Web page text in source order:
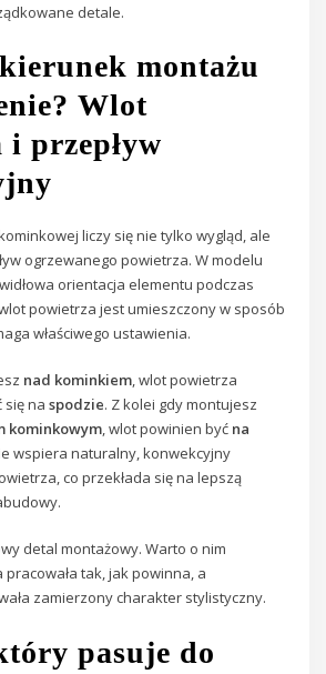
detale.
montażu
Wlot
przepływ
liczy się nie tylko wygląd, ale
ogrzewanego powietrza. W modelu
orientacja elementu podczas
powietrza jest umieszczony w sposób
właściwego ustawienia.
nad kominkiem, wlot powietrza
się naspodzie. Z kolei gdy montujesz
kominkowym, wlot powinien być na
wspiera naturalny, konwekcyjny
co przekłada się na lepszą
detal montażowy. Warto o nim
tak, jak powinna, a
zamierzony charakter stylistyczny.
pasuje do